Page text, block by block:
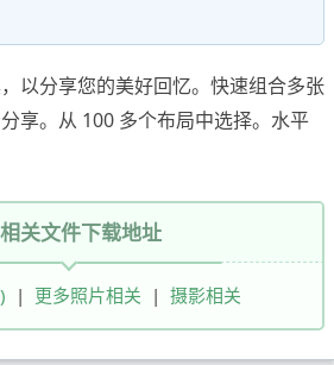
以分享您的美好回忆。快速组合多张
享。从 100 多个布局中选择。水平
相关文件下载地址
| 更多照片相关 | 摄影相关